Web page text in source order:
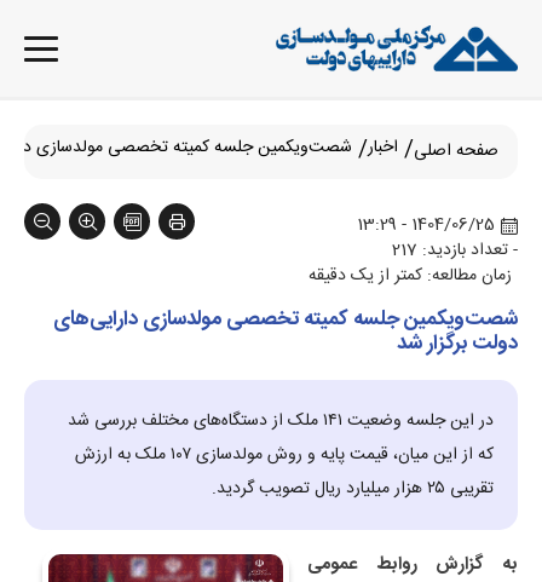
صفحه اصلی اخبار شصت‌ویکمین جلسه کمیته تخصصی مولدسازی
1404/06/25 - 13:29
- تعداد بازدید: 217
زمان مطالعه: کمتر از یک دقیقه
شصت‌ویکمین جلسه کمیته تخصصی مولدسازی دارایی‌های
دولت برگزار شد
در این جلسه وضعیت ۱۴۱ ملک از دستگاه‌های مختلف بررسی شد
که از این میان، قیمت پایه و روش مولدسازی ۱۰۷ ملک به ارزش
تقریبی ۲۵ هزار میلیارد ریال تصویب گردید.
به گزارش روابط عمومی